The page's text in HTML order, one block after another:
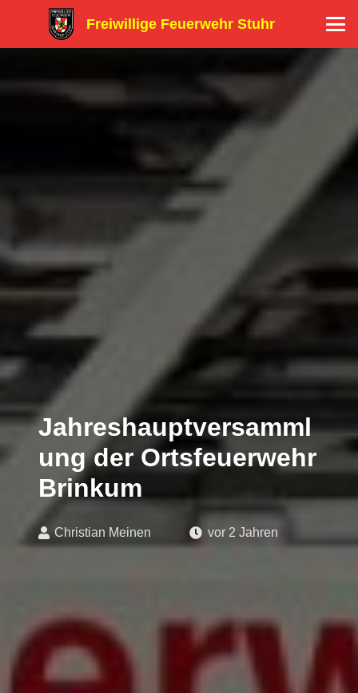
Freiwillige Feuerwehr Stuhr
Jahreshauptversamml
ung der Ortsfeuerwehr
Brinkum
Christian Meinen vor 2 Jahren